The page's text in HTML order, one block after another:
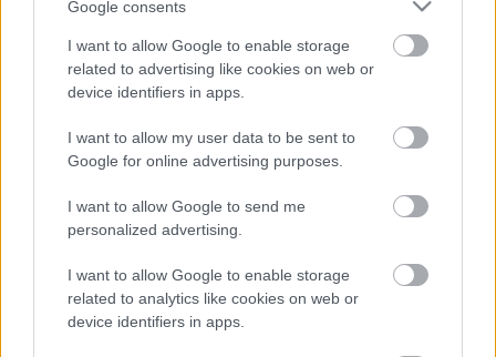
Google consents
I want to allow Google to enable storage
related to advertising like cookies on web or
device identifiers in apps.
I want to allow my user data to be sent to
Google for online advertising purposes.
I want to allow Google to send me
personalized advertising.
I want to allow Google to enable storage
related to analytics like cookies on web or
device identifiers in apps.
Tetszett a cikk? Megosztanád?
Link másolása
CÍMKÉK: #MAGYAR FOCI
#MAGYAR VÁLOGATOTT
#MTK
#GYŐRI ETO #VEREBES JÓZSEF
Autópiac